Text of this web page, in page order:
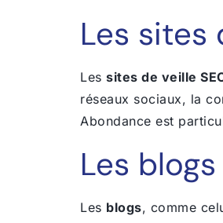
Les sites
Les sites de veille
réseaux sociaux, la
Abondance est
Les blogs
Les blogs, comme